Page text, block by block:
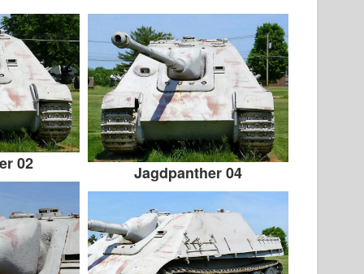
02 Jagdpanther 04